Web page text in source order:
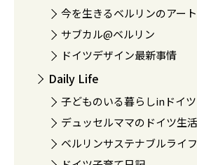
今を生きるベルリンのアート
サブカル@ベルリン
ドイツデザイン最新事情
Daily Life
子どものいる暮らしinドイツ
デュッセルママのドイツ生
ベルリンサステナブルライフ